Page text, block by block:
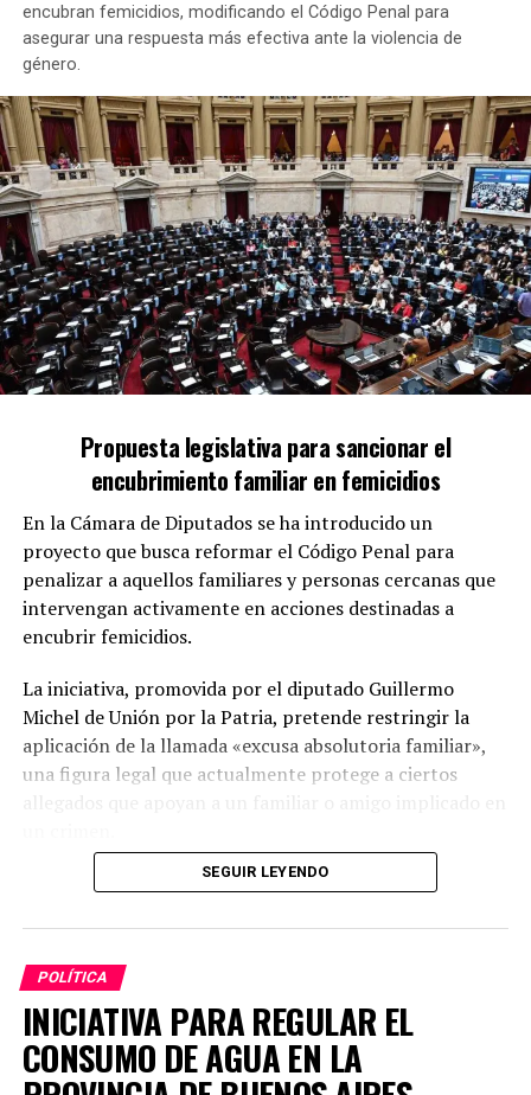
PRÓXIMO ARTÍCULO
SCIOLI SE SUMARÁ AL MINISTERIO DE ECONOMÍA
TOLOSA PAZ EN JORNADAS SOLIDARIAS EN TEIMAKÉN
encubran femicidios, modificando el Código Penal para
asegurar una respuesta más efectiva ante la violencia de
género.
Propuesta legislativa para sancionar el
encubrimiento familiar en femicidios
En la Cámara de Diputados se ha introducido un
proyecto que busca reformar el Código Penal para
penalizar a aquellos familiares y personas cercanas que
intervengan activamente en acciones destinadas a
encubrir femicidios.
La iniciativa, promovida por el diputado Guillermo
Michel de Unión por la Patria, pretende restringir la
aplicación de la llamada «excusa absolutoria familiar»,
una figura legal que actualmente protege a ciertos
Modificaciones propuestas
El proyecto sugiere una enmienda al artículo 277, inciso
4°, del Código Penal, de modo que la exención no se
aplique a quienes, de forma intencionada, colaboren en
ocultar pruebas o interfieran en las indagaciones
relacionadas con femicidios y homicidios vinculados a la
violencia de género.
SEGUIR LEYENDO
POLÍTICA
INICIATIVA PARA REGULAR EL
CONSUMO DE AGUA EN LA